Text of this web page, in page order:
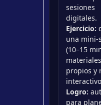
sesiones
digitales.
Ejercicio:
una mini-
(10–15
materiales
propios y
Logro:
para